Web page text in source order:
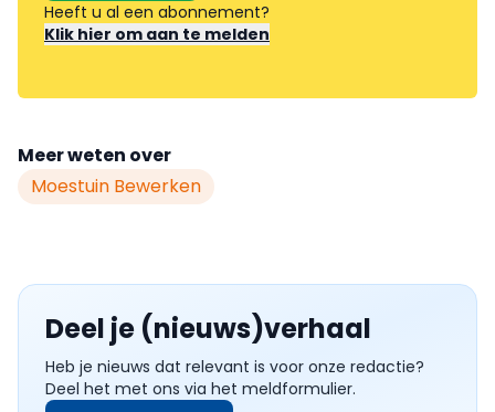
Heeft u al een abonnement?
Klik hier om aan te melden
Meer weten over
Moestuin Bewerken
Deel je (nieuws)verhaal
Heb je nieuws dat relevant is voor onze redactie?
Deel het met ons via het meldformulier.